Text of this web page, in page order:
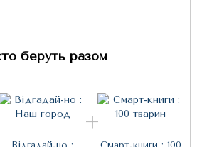
беруть разом
Відгадай-но :
Смарт-книги : 100